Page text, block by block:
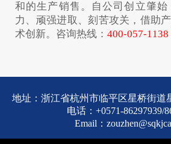
和的生产销售。自公司创立肇
力、顽强进取、刻苦攻关，借助
术创新。咨询热线： 400-057-1138
地址：浙江省杭州市临平区星桥街道
电话：+0571-86297939/
Email：